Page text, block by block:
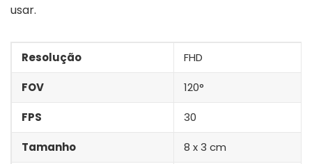
usar.
Resolução FHD
FOV 120°
FPS 30
Tamanho ‎8 x 3 cm